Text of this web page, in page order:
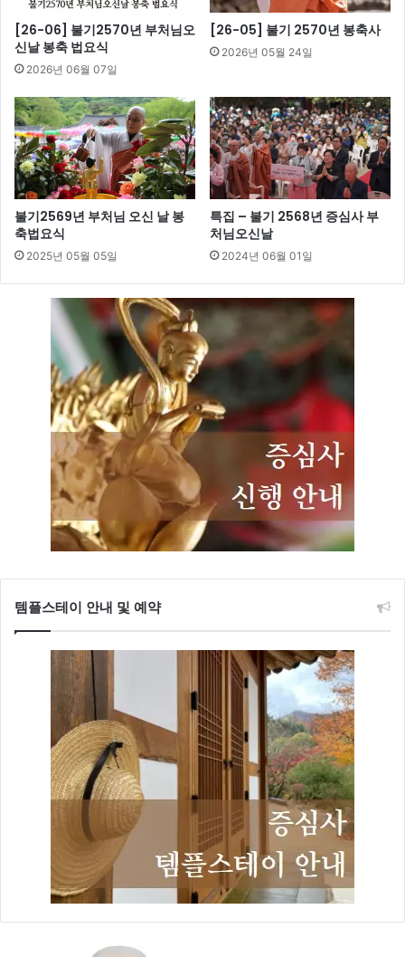
[26-06] 불기2570년 부처님오
신날 봉축 법요식
2026년 06월 07일
[26-05] 불기 2570년 봉축사
2026년 05월 24일
불기2569년 부처님 오신 날 봉
축법요식
2025년 05월 05일
특집 – 불기 2568년 증심사 부
처님오신날
2024년 06월 01일
템플스테이 안내 및 예약